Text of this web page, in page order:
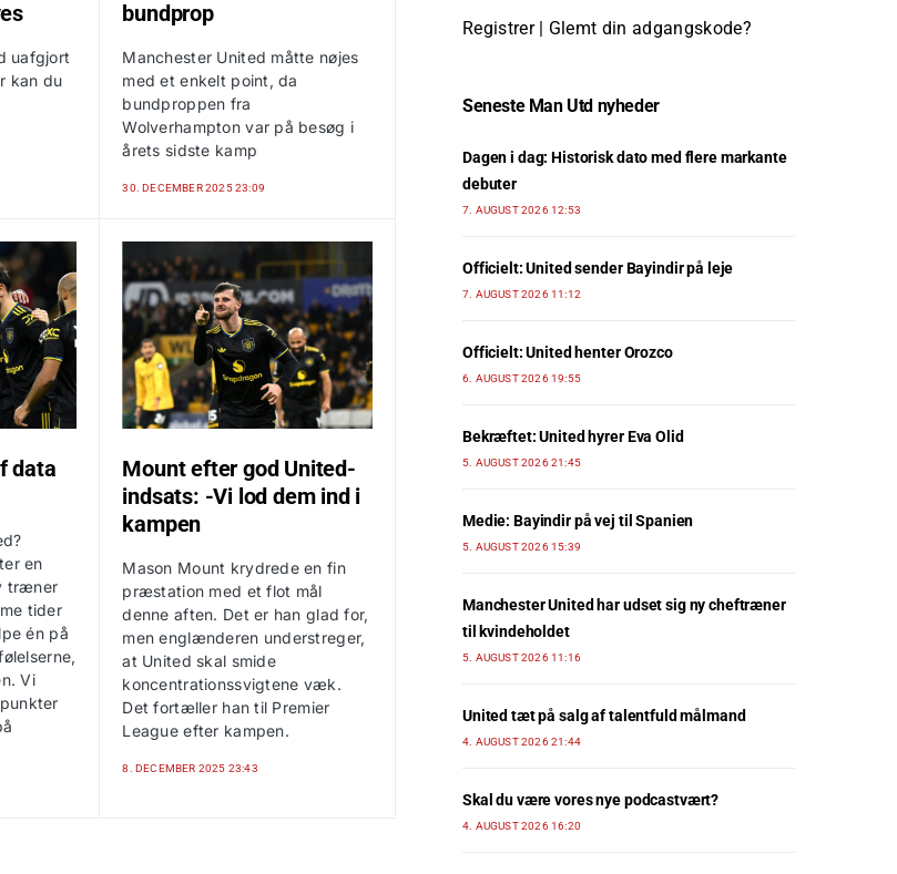
uafgjort
kan du
bundprop
Manchester United måtte nøjes
med et enkelt point, da
bundproppen fra
Wolverhampton var på besøg i
årets sidste kamp
30. DECEMBER 2025 23:09
data
en
træner
tider
én på
Vi
Mount efter god United-
indsats: -Vi lod dem ind i
kampen
Mason Mount krydrede en fin
præstation med et flot mål
denne aften. Det er han glad for,
men englænderen understreger,
at United skal smide
koncentrationssvigtene væk.
Det fortæller han til Premier
League efter kampen.
8. DECEMBER 2025 23:43
Registrer| Glemt din adgangskode?
Seneste Man Utd nyheder
Dagen i dag: Historisk dato med flere markante
debuter
7. AUGUST 2026 12:53
Officielt: United sender Bayindir på leje
7. AUGUST 2026 11:12
Officielt: United henter Orozco
6. AUGUST 2026 19:55
Bekræftet: United hyrer Eva Olid
5. AUGUST 2026 21:45
Medie: Bayindir på vej til Spanien
5. AUGUST 2026 15:39
Manchester United har udset sig ny cheftræner
til kvindeholdet
5. AUGUST 2026 11:16
United tæt på salg af talentfuld målmand
4. AUGUST 2026 21:44
Skal du være vores nye podcastvært?
4. AUGUST 2026 16:20